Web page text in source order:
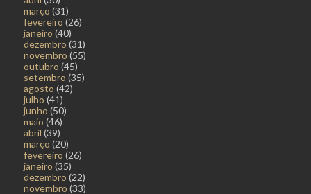
março (31)
fevereiro (26)
janeiro (40)
dezembro (31)
novembro (55)
outubro (45)
setembro (35)
agosto (42)
julho (41)
junho (50)
maio (46)
abril (39)
março (20)
fevereiro (26)
janeiro (35)
dezembro (22)
novembro (33)